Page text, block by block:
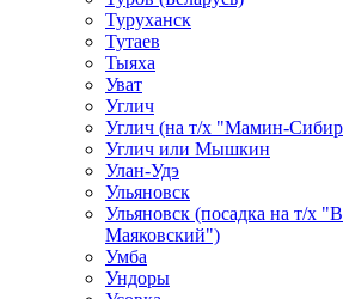
Туруханск
Тутаев
Тыяха
Уват
Углич
Углич (на т/х "Мамин-
Углич или Мышкин
Улан-Удэ
Ульяновск
Ульяновск (посадка на т/х
Маяковский")
Умба
Ундоры